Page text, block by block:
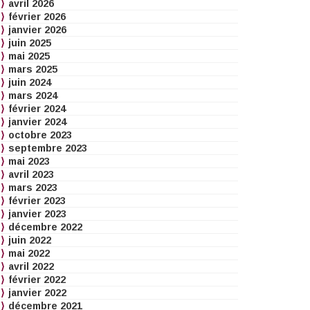
avril 2026
février 2026
janvier 2026
juin 2025
mai 2025
mars 2025
juin 2024
mars 2024
février 2024
janvier 2024
octobre 2023
septembre 2023
mai 2023
avril 2023
mars 2023
février 2023
janvier 2023
décembre 2022
juin 2022
mai 2022
avril 2022
février 2022
janvier 2022
décembre 2021